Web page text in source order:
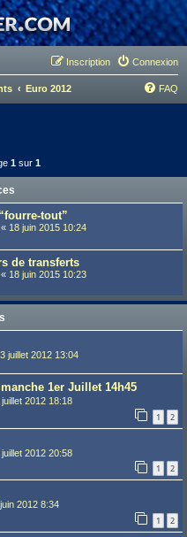
Connexion
Inscription
Euro 2012 FAQ
1 sur 1
tout”
« 18 juin 2015 10:24
de transferts
« 18 juin 2015 10:23
juillet 2012 13:04
1er Juillet 14h45
2012 18:18
1 2
2012 20:58
1 2
2012 8:34
1 2